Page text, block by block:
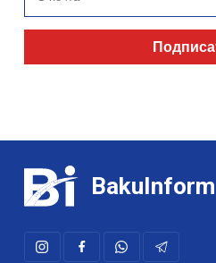
BakuInform